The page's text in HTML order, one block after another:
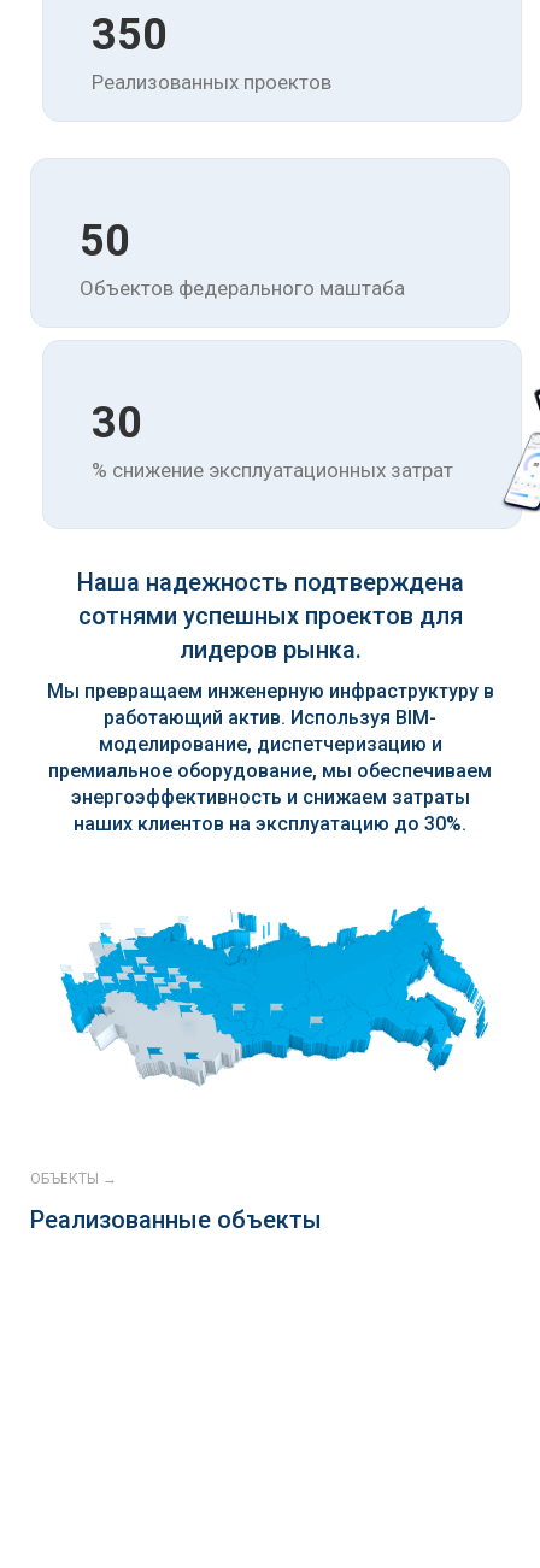
350
Реализованных проектов
50
Объектов федерального маштаба
30
% снижение эксплуатационных затрат
Наша надежность подтверждена
сотнями успешных проектов для
лидеров рынка.
Мы превращаем инженерную инфраструктуру в
работающий актив. Используя BIM-
моделирование, диспетчеризацию и
премиальное оборудование, мы обеспечиваем
энергоэффективность и снижаем затраты
наших клиентов на эксплуатацию до 30%.
ОБЪЕКТЫ →
Реализованные объекты